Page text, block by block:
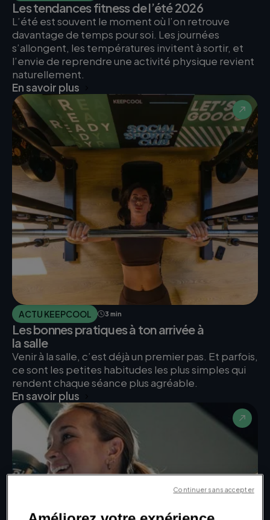
Les tendances fitness de l’été 2026
L’été est souvent le moment où l’on retrouve
davantage de temps pour soi. Les journées
s’allongent, les températures invitent à sortir, et
l’envie de reprendre une activité physique revient
naturellement.
En savoir plus
ACTU KEEPCOOL 3 min
Les bonnes pratiques à ton arrivée à
la salle
Venir à la salle, c’est déjà un premier pas. Et parfois,
ce sont les petites habitudes les plus simples qui
rendent chaque séance plus agréable.
En savoir plus
Continuer sans accepter